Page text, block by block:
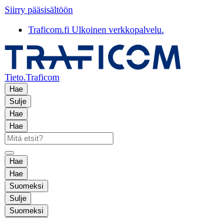
Siirry pääsisältöön
Traficom.fi Ulkoinen verkkopalvelu.
Tieto.Traficom
Hae
Sulje
Hae
Hae
Hae
Hae
Suomeksi
Sulje
Suomeksi